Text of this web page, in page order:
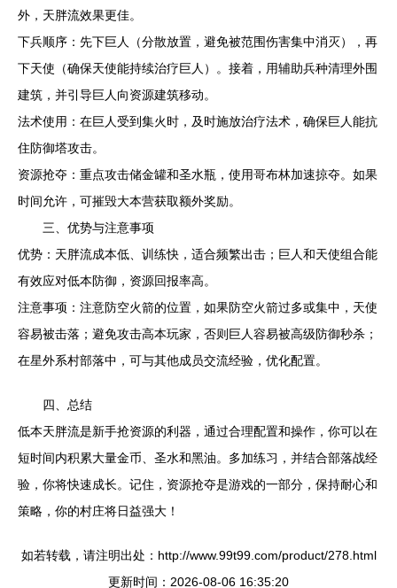
外，天胖流效果更佳。
下兵顺序：先下巨人（分散放置，避免被范围伤害集中消灭），再
下天使（确保天使能持续治疗巨人）。接着，用辅助兵种清理外围
建筑，并引导巨人向资源建筑移动。
法术使用：在巨人受到集火时，及时施放治疗法术，确保巨人能抗
住防御塔攻击。
资源抢夺：重点攻击储金罐和圣水瓶，使用哥布林加速掠夺。如果
时间允许，可摧毁大本营获取额外奖励。
三、优势与注意事项
优势：天胖流成本低、训练快，适合频繁出击；巨人和天使组合能
有效应对低本防御，资源回报率高。
注意事项：注意防空火箭的位置，如果防空火箭过多或集中，天使
容易被击落；避免攻击高本玩家，否则巨人容易被高级防御秒杀；
在星外系村部落中，可与其他成员交流经验，优化配置。
四、总结
低本天胖流是新手抢资源的利器，通过合理配置和操作，你可以在
短时间内积累大量金币、圣水和黑油。多加练习，并结合部落战经
验，你将快速成长。记住，资源抢夺是游戏的一部分，保持耐心和
策略，你的村庄将日益强大！
如若转载，请注明出处：http://www.99t99.com/product/278.html
更新时间：2026-08-06 16:35:20